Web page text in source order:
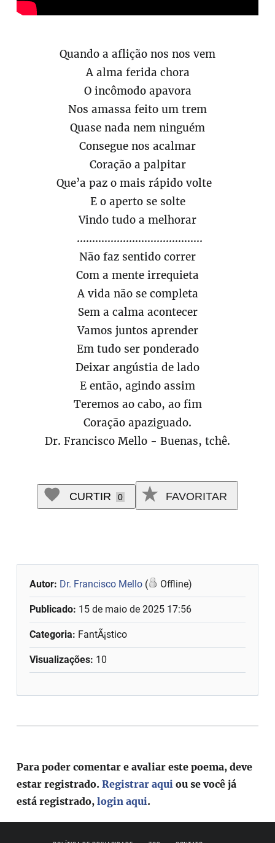
Quando a aflição nos nos vem
A alma ferida chora
O incômodo apavora
Nos amassa feito um trem
Quase nada nem ninguém
Consegue nos acalmar
Coração a palpitar
Que’a paz o mais rápido volte
E o aperto se solte
Vindo tudo a melhorar
.........................................
Não faz sentido correr
Com a mente irrequieta
A vida não se completa
Sem a calma acontecer
Vamos juntos aprender
Em tudo ser ponderado
Deixar angústia de lado
E então, agindo assim
Teremos ao cabo, ao fim
Coração apaziguado.
Dr. Francisco Mello - Buenas, tchê.
CURTIR 0 FAVORITAR
Autor: Dr. Francisco Mello ( Offline)
Publicado: 15 de maio de 2025 17:56
Categoria: FantÃ¡stico
Visualizações: 10
Para poder comentar e avaliar este poema, deve
estar registrado.Registrar aqui ou se você já
está registrado,login aqui.